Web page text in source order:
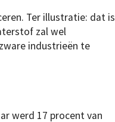
Ter illustratie: dat is
zal wel
industrieën te
werd 17 procent van